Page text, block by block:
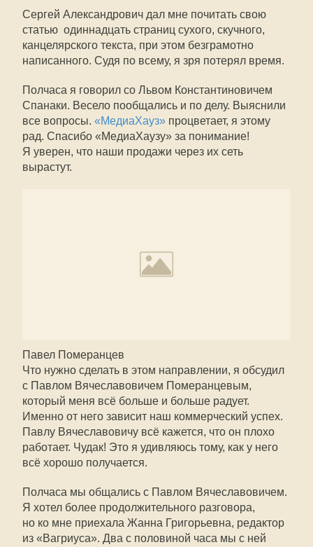
Сергей Александрович дал мне почитать свою
статью  одиннадцать страниц сухого, скучного,
канцелярского текста, при этом безграмотно
написанного. Судя по всему, я зря потерял время.
Полчаса я говорил со Львом Константиновичем
Спанаки. Весело пообщались и по делу. Выяснили
все вопросы. «МедиаХауз» процветает, я этому
рад. Спасибо «МедиаХаузу» за понимание!
Я уверен, что наши продажи через их сеть
вырастут.
Павел Померанцев
Что нужно сделать в этом направлении, я обсудил
с Павлом Вячеславовичем Померанцевым,
который меня всё больше и больше радует.
Именно от него зависит наш коммерческий успех.
Павлу Вячеславовичу всё кажется, что он плохо
работает. Чудак! Это я удивляюсь тому, как у него
всё хорошо получается.
Полчаса мы общались с Павлом Вячеславовичем.
Я хотел более продолжительного разговора,
но ко мне приехала Жанна Григорьевна, редактор
из «Вагриуса». Два с половиной часа мы с ней